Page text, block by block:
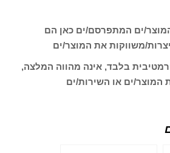
ים המתפרסם/ים כאן הם
משווקות את המוצר/ים
בלבד, אינה מהווה המלצה,
המוצר/ים או השירות/ים